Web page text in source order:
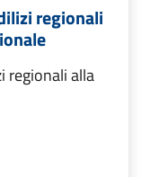
regionali
regionali alla